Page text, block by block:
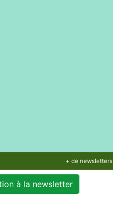
à la newsletter
+ de newsletters